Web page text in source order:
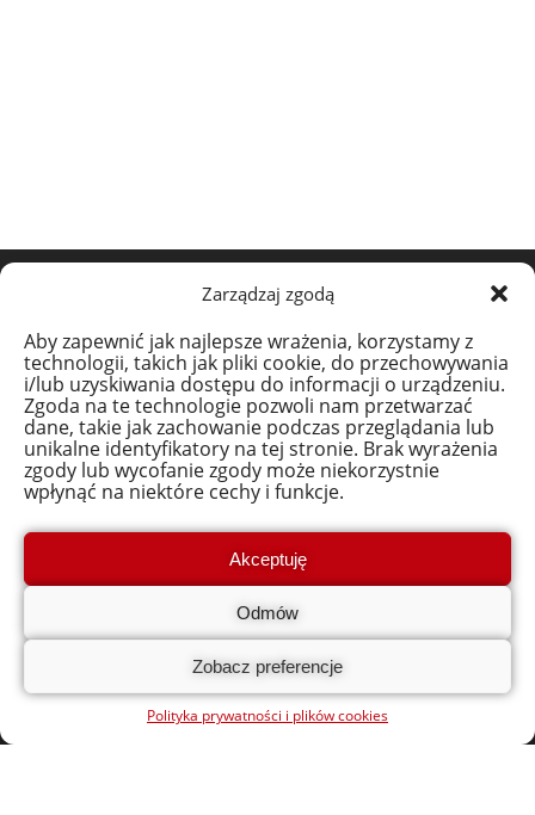
Zarządzaj zgodą
Aby zapewnić jak najlepsze wrażenia, korzystamy z
technologii, takich jak pliki cookie, do przechowywania
i/lub uzyskiwania dostępu do informacji o urządzeniu.
Zgoda na te technologie pozwoli nam przetwarzać
dane, takie jak zachowanie podczas przeglądania lub
unikalne identyfikatory na tej stronie. Brak wyrażenia
zgody lub wycofanie zgody może niekorzystnie
wpłynąć na niektóre cechy i funkcje.
Akceptuję
Odmów
Zobacz preferencje
Polityka prywatności i plików cookies
Regulamin i Dokumenty
Polityka prywatności i plików cookies
Adres:
Polskie Stowarzyszenie Doradcze i Konsultingowe
ul. Pułkowa 11, 15-143 Białystok
ul. Pułkowa 11A, 15-143 Białystok
bon.na.cyfryzacje@polskiestowarzyszenie.pl
NIP: 542-290-15-67
REGON: 052252089